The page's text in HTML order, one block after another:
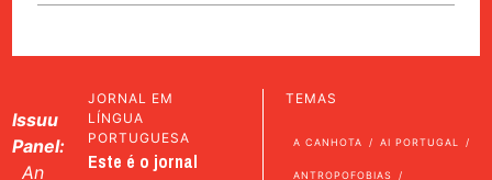
Issuu
Panel:
An
JORNAL EM
LÍNGUA
PORTUGUESA
Este é o jornal
TEMAS
A CANHOTA AI PORTUGAL
ANTROPOFOBIAS